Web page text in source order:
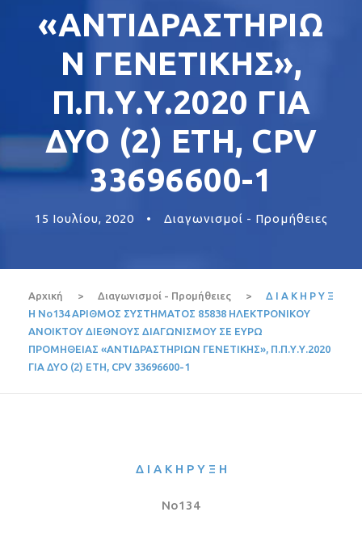
«ΑΝΤΙΔΡΑΣΤΗΡΙΩ
Ν ΓΕΝΕΤΙΚΗΣ»,
Π.Π.Υ.Υ.2020 ΓΙΑ
ΔΥΟ (2) ΕΤΗ, CPV
33696600-1
15 Ιουλίου, 2020 • Διαγωνισμοί - Προμήθειες
Αρχική > Διαγωνισμοί - Προμήθειες >
Δ Ι Α Κ Η Ρ Υ Ξ
Η Νο134 ΑΡΙΘΜΟΣ ΣΥΣΤΗΜΑΤΟΣ 85838 ΗΛΕΚΤΡΟΝΙΚΟΥ
ΑΝΟΙΚΤΟΥ ΔΙΕΘΝΟΥΣ ΔΙΑΓΩΝΙΣΜΟΥ ΣΕ ΕΥΡΩ
ΠΡΟΜΗΘΕΙΑΣ «ΑΝΤΙΔΡΑΣΤΗΡΙΩΝ ΓΕΝΕΤΙΚΗΣ», Π.Π.Υ.Υ.2020
ΓΙΑ ΔΥΟ (2) ΕΤΗ, CPV 33696600-1
Δ Ι Α Κ Η Ρ Υ Ξ Η
Νο134